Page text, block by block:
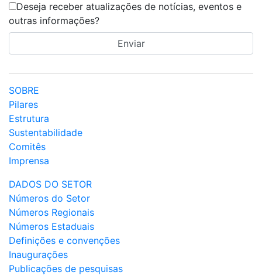
Deseja receber atualizações de notícias, eventos e
outras informações?
SOBRE
Pilares
Estrutura
Sustentabilidade
Comitês
Imprensa
DADOS DO SETOR
Números do Setor
Números Regionais
Números Estaduais
Definições e convenções
Inaugurações
Publicações de pesquisas